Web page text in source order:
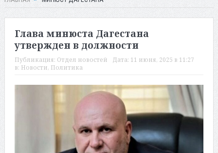
Глава минюста Дагестана
утвержден в должности
Публикация: Отдел новостей Дата: 11 июня, 2025 в 11:27
в: Новости, Политика